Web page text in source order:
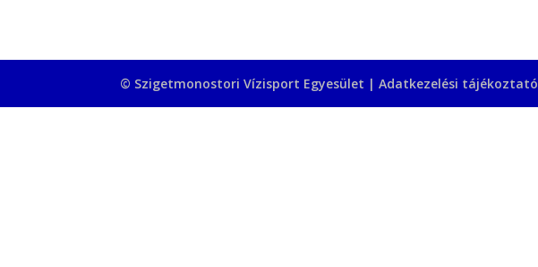
© Szigetmonostori Vízisport Egyesület |Adatkezelési tájékoztató